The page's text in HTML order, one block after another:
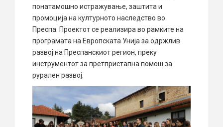
понатамошно истражување, заштита и
промоција на културното наследство во
Преспа. Проектот се реализира во рамките на
програмата на Европската Унија за одржлив
развој на Преспанскиот регион, преку
инструментот за претпристапна помош за
рурален развој.